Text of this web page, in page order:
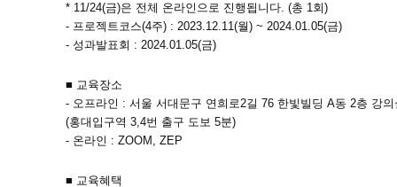
* 11/24(금)은 전체 온라인으로 진행됩니다. (총 1회)
- 프로젝트코스(4주) : 2023.12.11(월) ~ 2024.01.05(금)
- 성과발표회 : 2024.01.05(금)
■ 교육장소
- 오프라인 : 서울 서대문구 연희로2길 76 한빛빌딩 A동 2층 강
(홍대입구역 3,4번 출구 도보 5분)
- 온라인 : ZOOM, ZEP
■ 교육혜택